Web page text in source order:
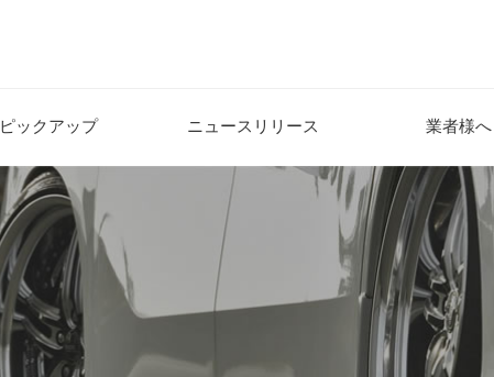
ピックアップ ニュースリリース 業者様へ